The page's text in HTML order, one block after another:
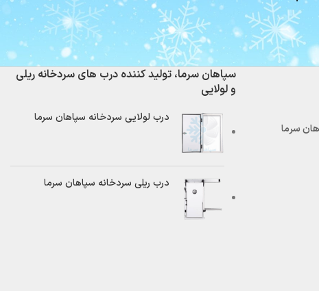
سپاهان سرما، تولید کننده درب های سردخانه ریلی
و لولایی
درب لولایی سردخانه سپاهان سرما
درب ریلی سردخانه سپاهان سرما